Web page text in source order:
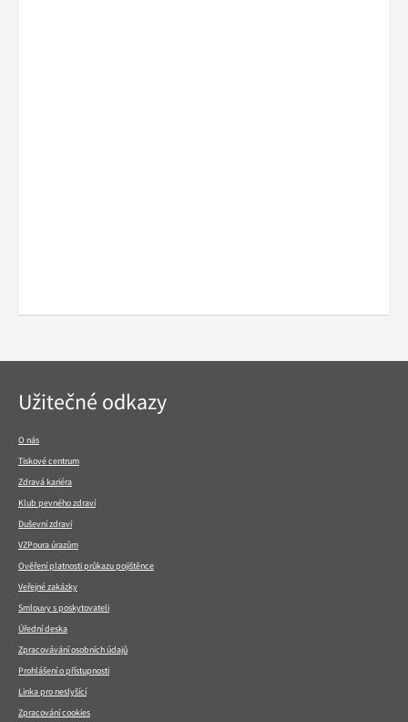
Navigace
v
Užitečné odkazy
O nás
Tiskové centrum
Zdravá kariéra
Klub pevného zdraví
Duševní zdraví
VZPoura úrazům
Ověření platnosti průkazu pojištěnce
Veřejné zakázky
Smlouvy s poskytovateli
Úřední deska
Zpracovávání osobních údajů
Prohlášení o přístupnosti
Linka pro neslyšící
Zpracování cookies